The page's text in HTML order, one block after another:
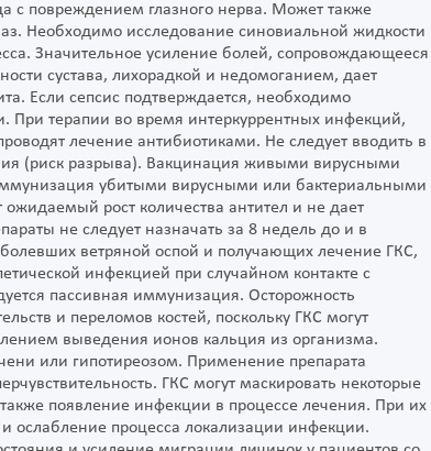
с повреждением глазного нерва. Может также
Необходимо исследование синовиальной жидкости
Значительное усиление болей, сопровождающееся
сустава, лихорадкой и недомоганием, дает
Если сепсис подтверждается, необходимо
При терапии во время интеркуррентных инфекций,
лечение антибиотиками. Не следует вводить в
(риск разрыва). Вакцинация живыми вирусными
убитыми вирусными или бактериальными
рост количества антител и не дает
не следует назначать за 8 недель до и в
ветряной оспой и получающих лечение ГКС,
инфекцией при случайном контакте с
пассивная иммунизация. Осторожность
и переломов костей, поскольку ГКС могут
выведения ионов кальция из организма.
или гипотиреозом. Применение препарата
ГКС могут маскировать некоторые
появление инфекции в процессе лечения. При их
ослабление процесса локализации инфекции.